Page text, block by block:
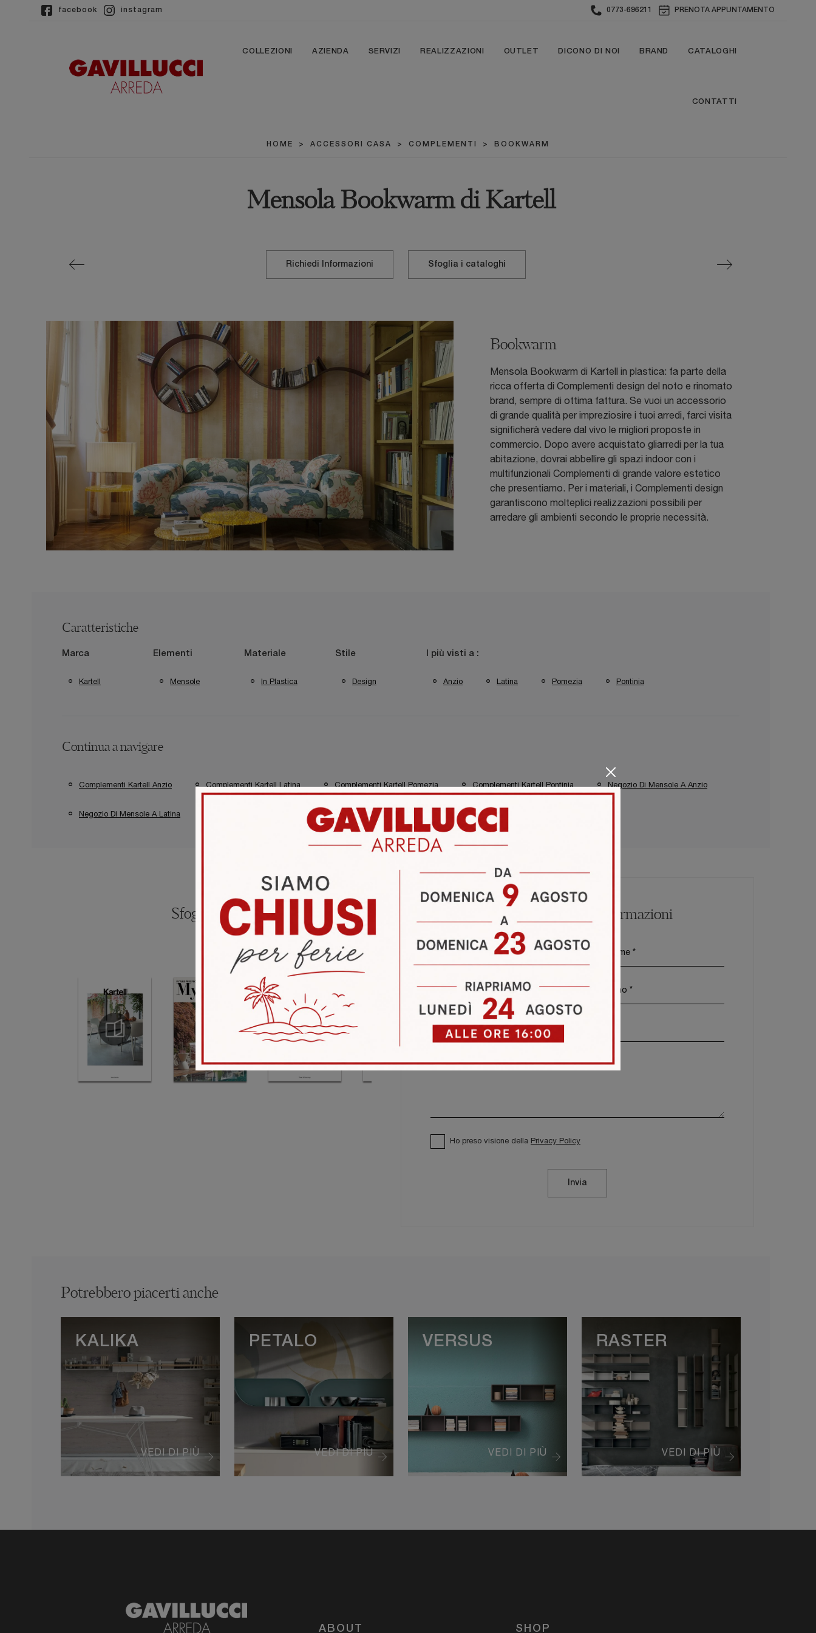
facebook instagram 0773-696211 PRENOTA APPUNTAMENTO
COLLEZIONI AZIENDA SERVIZI REALIZZAZIONI OUTLET DICONO DI NOI BRAND CATALOGHI
CONTATTI
HOME > ACCESSORI CASA > COMPLEMENTI > BOOKWARM
Mensola Bookwarm di Kartell
Richiedi Informazioni Sfoglia i cataloghi
Bookwarm
Mensola Bookwarm di Kartell in plastica: fa parte della
ricca offerta di Complementi design del noto e rinomato
brand, sempre di ottima fattura. Se vuoi un accessorio
di grande qualità per impreziosire i tuoi arredi, farci visita
significherà vedere dal vivo le migliori proposte in
commercio. Dopo avere acquistato gliarredi per la tua
abitazione, dovrai abbellire gli spazi indoor con i
multifunzionali Complementi di grande valore estetico
che presentiamo. Per i materiali, i Complementi design
garantiscono molteplici realizzazioni possibili per
arredare gli ambienti secondo le proprie necessità.
Caratteristiche
Marca
Kartell
Elementi
Mensole
Materiale
In Plastica
Stile
Design
I più visti a :
Anzio Latina Pomezia Pontinia
Continua a navigare
Complementi Kartell Anzio Complementi Kartell Latina Complementi Kartell Pomezia Complementi Kartell Pontinia Negozio Di Mensole A Anzio
Negozio Di Mensole A Latina Negozio Di Mensole A Pomezia Negozio Di Mensole A Pontinia
Sfoglia i cataloghi Richiedi Maggiori Informazioni
Ho preso visione della Privacy Policy
Invia
Potrebbero piacerti anche
VEDI DI PIÙ
KALIKA
VEDI DI PIÙ
PETALO
VEDI DI PIÙ
VERSUS
VEDI DI PIÙ
RASTER
ABOUT SHOP